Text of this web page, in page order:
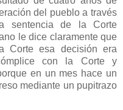
del pueblo a través
sentencia de la Corte
le dice claramente que
Corte esa decisión era
con la Corte y
en un mes hace un
mediante un pupitrazo